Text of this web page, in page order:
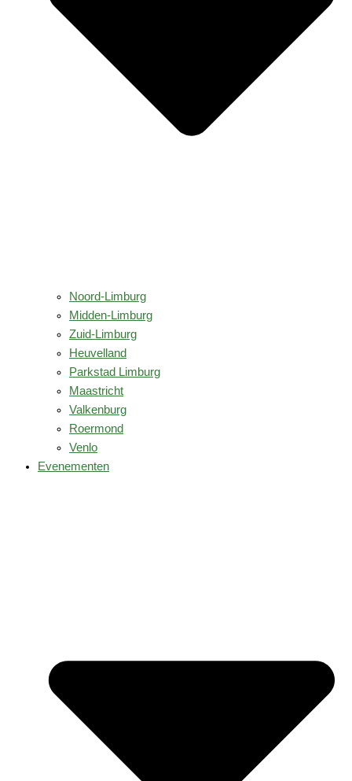
Noord-Limburg
Midden-Limburg
Zuid-Limburg
Heuvelland
Parkstad Limburg
Maastricht
Valkenburg
Roermond
Venlo
Evenementen